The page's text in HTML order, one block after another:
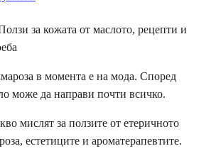
в момента е на мода. Според
може да направи почти всичко.
мислят за ползите от етеричното
естетиците и ароматерапевтите.